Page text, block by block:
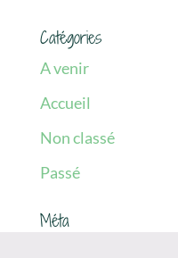
Catégories
A venir
Accueil
Non classé
Passé
Méta